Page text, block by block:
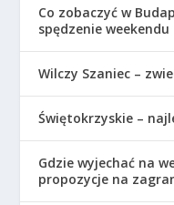
Co zobaczyć w
spędzenie weekendu
Wilczy Szaniec –
Świętokrzyskie –
Gdzie wyjechać na
propozycje na